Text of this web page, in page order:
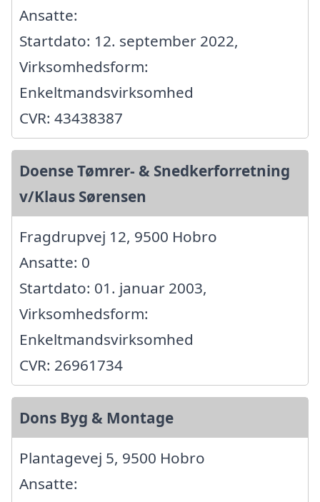
Ansatte:
Startdato: 12. september 2022,
Virksomhedsform:
Enkeltmandsvirksomhed
CVR: 43438387
Doense Tømrer- & Snedkerforretning
v/Klaus Sørensen
Fragdrupvej 12, 9500 Hobro
Ansatte: 0
Startdato: 01. januar 2003,
Virksomhedsform:
Enkeltmandsvirksomhed
CVR: 26961734
Dons Byg & Montage
Plantagevej 5, 9500 Hobro
Ansatte: